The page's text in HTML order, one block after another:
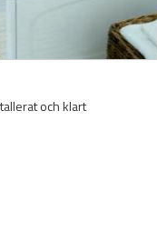
och klart